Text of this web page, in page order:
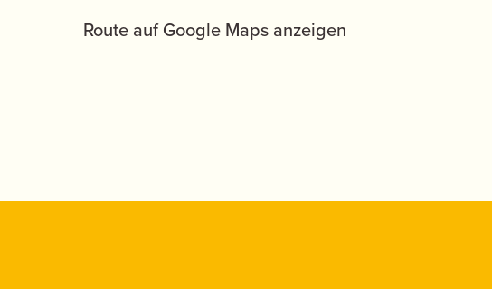
Route auf Google Maps anzeigen